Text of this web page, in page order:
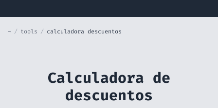
~ / tools / calculadora descuentos
Calculadora de
descuentos